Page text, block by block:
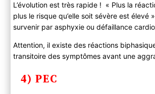
L’évolution est très rapide ! « Plus la
plus le risque qu’elle soit sévère est élevé
survenir par asphyxie ou défaillance
Attention, il existe des réactions
transitoire des symptômes avant une
4) PEC